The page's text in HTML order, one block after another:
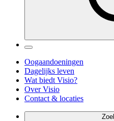
Oogaandoeningen
Dagelijks leven
Wat biedt Visio?
Over Visio
Contact & locaties